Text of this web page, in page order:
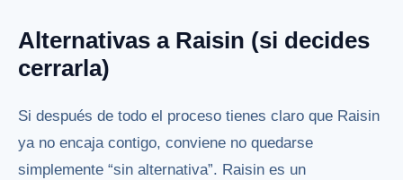
Alternativas a Raisin (si decides
cerrarla)
Si después de todo el proceso tienes claro que Raisin
ya no encaja contigo, conviene no quedarse
simplemente “sin alternativa”. Raisin es un